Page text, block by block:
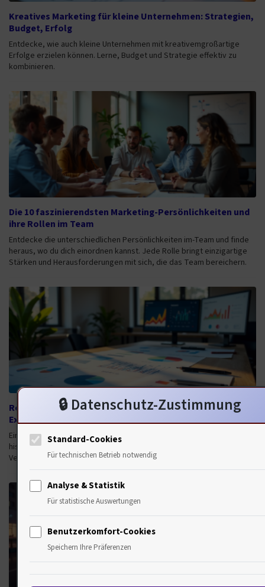
Kreatives Marketing für kleine Unternehmen: Strategien,
Budget, Erfolg
Entdecke, wie auch kleine Unternehmen mit kreativemgroßartige
Erfolge erzielen können. Lerne, Budget und Strategie effektiv zu
kombinieren.
Die 10 faszinierendsten Marketing-Persönlichkeiten und
ihre Rollen im Team
Entdecke die unterschiedlichen Persönlichkeiten im-Team und finde
heraus, wo du dich einordnen kannst. Jede Rolle bringt einzigartige
Stärken und Herausforderungen mit sich, die das Team bereichern.
Relaunch, SEO-Risiken und Strategien: Die 10 besten
Expertenmeinungen
Ein Relaunch ist eine Chance, aber auch ein Risiko. Erfahren Sie von 10
historischen Genies und Experten, was Sie beachten müssen, um-
Verluste zu vermeiden.
🔒 Datenschutz-Zustimmung
Standard-Cookies
Für technischen Betrieb notwendig
Analyse & Statistik
Für statistische Auswertungen
Benutzerkomfort-Cookies
Speichern Ihre Präferenzen